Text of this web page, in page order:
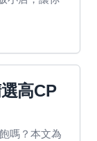
高CP
嗎？本文為